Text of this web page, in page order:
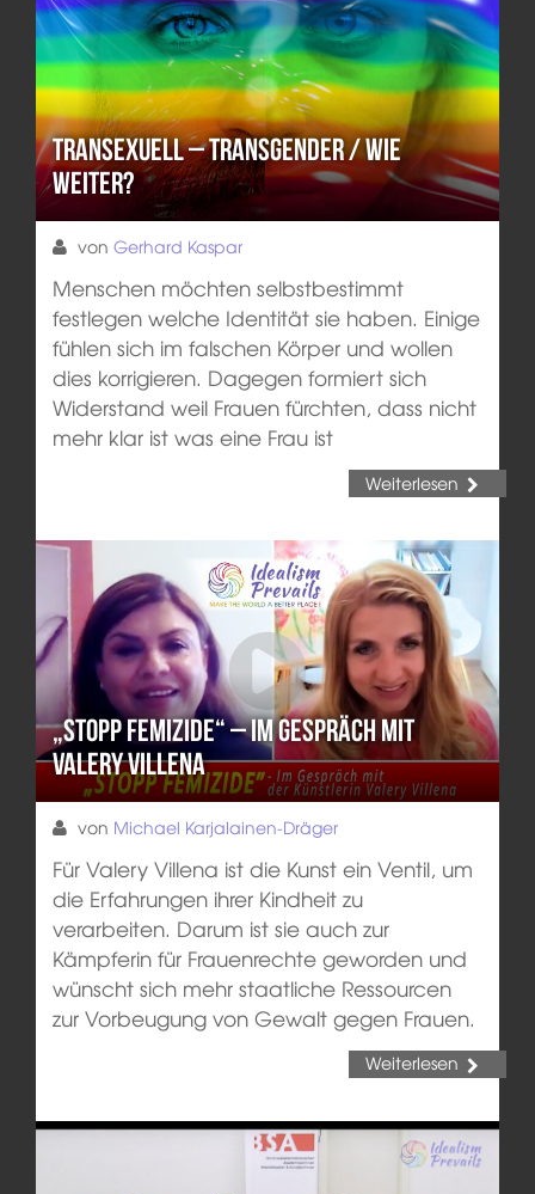
Transexuell – Transgender / Wie
weiter?
von Gerhard Kaspar
Menschen möchten selbstbestimmt
festlegen welche Identität sie haben. Einige
fühlen sich im falschen Körper und wollen
dies korrigieren. Dagegen formiert sich
Widerstand weil Frauen fürchten, dass nicht
mehr klar ist was eine Frau ist
Weiterlesen
„Stopp Femizide“ – Im Gespräch mit
Valery Villena
von Michael Karjalainen-Dräger
Für Valery Villena ist die Kunst ein Ventil, um
die Erfahrungen ihrer Kindheit zu
verarbeiten. Darum ist sie auch zur
Kämpferin für Frauenrechte geworden und
wünscht sich mehr staatliche Ressourcen
zur Vorbeugung von Gewalt gegen Frauen.
Weiterlesen